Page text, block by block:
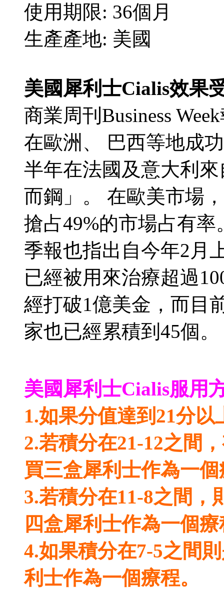
使用期限: 36個月
生產產地: 美國
美國犀利士Cialis效果
商業周刊Business
在歐洲、 巴西等地成
半年在法國及意大利
而鋼」。 在歐美市場
搶占49%的市場占有
季報也指出自今年2月
已經被用來治療超過
經打破1億美金，而目
家也已經累積到45個。
美國犀利士Cialis服用
1.如果分值達到21分
2.若積分在21-12之間
買三盒犀利士作為一
3.若積分在11-8之間，
四盒犀利士作為一個
4.如果積分在7-5之間
利士作為一個療程。